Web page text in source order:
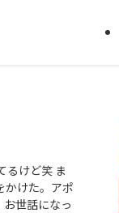
るけど笑 ま
かけた。アポ
世話になっ